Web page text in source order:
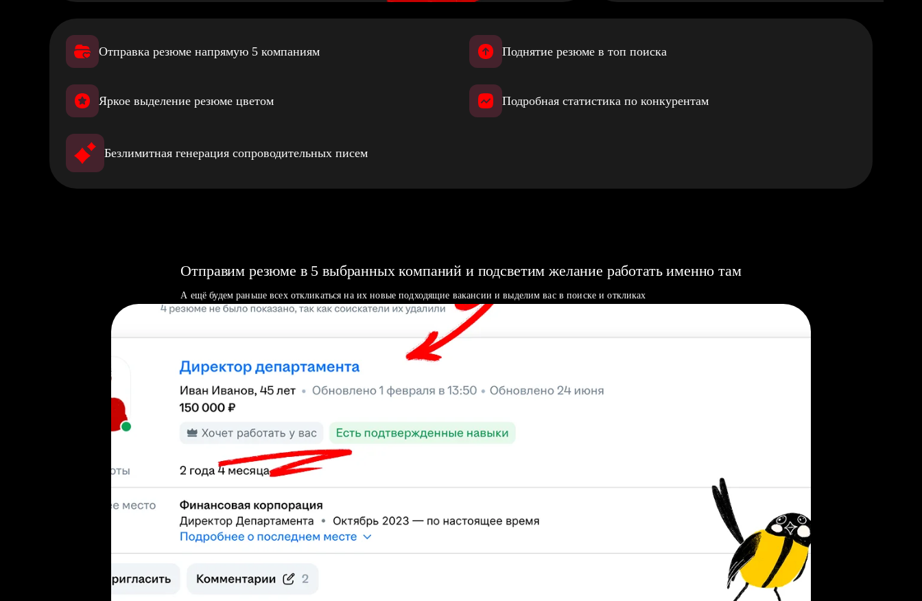
Отправка резюме напрямую 5 компаниям Поднятие резюме в топ поиска
Яркое выделение резюме цветом Подробная статистика по конкурентам
Безлимитная генерация сопроводительных писем
Отправим резюме в 5 выбранных компаний и подсветим желание работать именно там
А ещё будем раньше всех откликаться на их новые подходящие вакансии и выделим вас в поиске и откликах